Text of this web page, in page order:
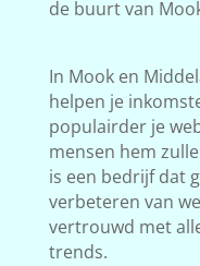
de buurt van
In Mook en
helpen je
populairder je
mensen hem
is een bedrijf dat
verbeteren van
vertrouwd met
trends.